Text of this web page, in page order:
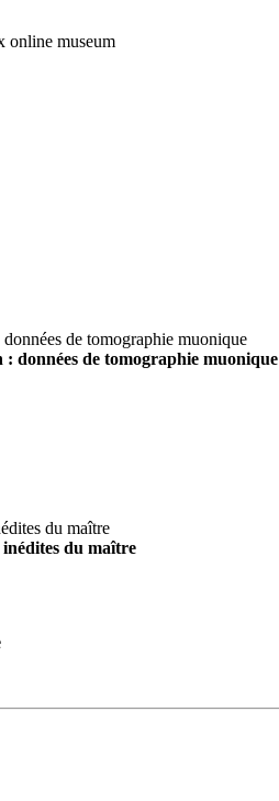
: données de tomographie muonique
du maître